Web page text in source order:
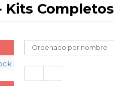
Kits Completos